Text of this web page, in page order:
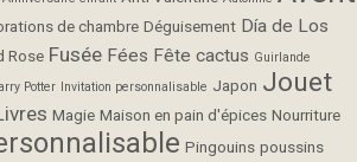
de chambre Déguisement Día de Los
Rose Fusée Fées Fête cactus Guirlande
Potter Invitation personnalisable Japon Jouet
Magie Maison en pain d'épices Nourriture
Pingouins poussins